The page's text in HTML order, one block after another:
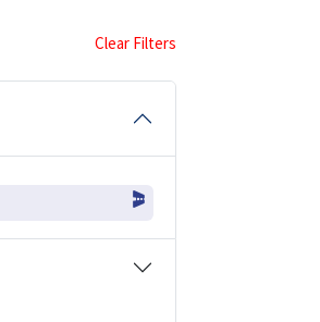
Clear Filters